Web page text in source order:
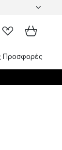
Προσφορές